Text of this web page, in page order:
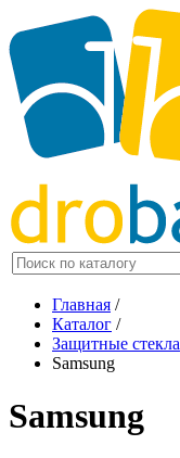
Главная /
Каталог /
Защитные стекла
Samsung
Samsung